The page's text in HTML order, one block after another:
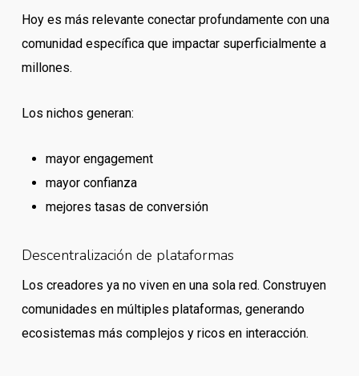
Hoy es más relevante conectar profundamente con una
comunidad específica que impactar superficialmente a
millones.
Los nichos generan:
mayor engagement
mayor confianza
mejores tasas de conversión
Descentralización de plataformas
Los creadores ya no viven en una sola red. Construyen
comunidades en múltiples plataformas, generando
ecosistemas más complejos y ricos en interacción.